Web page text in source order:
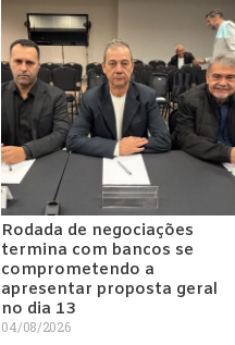
Rodada de negociações
termina com bancos se
comprometendo a
apresentar proposta geral
no dia 13
04/08/2026